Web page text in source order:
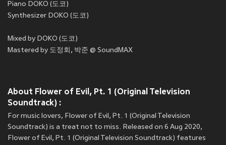
Piano DOKO (도코)
Synthesizer DOKO (도코)
Mixed by DOKO (도코)
Mastered by 도정회, 박준 @ SoundMAX
About Flower of Evil, Pt. 1 (Original Television
Soundtrack) :
For music lovers, Flower of Evil, Pt. 1 (Original Television
Soundtrack) is a treat not to miss. Released on 6 Aug 2020,
Flower of Evil, Pt. 1 (Original Television Soundtrack) features